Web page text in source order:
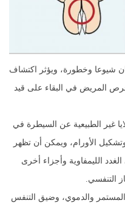
شيوعا وخطورة، ويؤثر اكتشاف
المريض في البقاء على قيد
غير الطبيعية عن السيطرة في
الأورام، ويمكن أن تظهر
الليمفاوية وأجزاء أخرى
التنفسي.
والدموي، وضيق التنفس